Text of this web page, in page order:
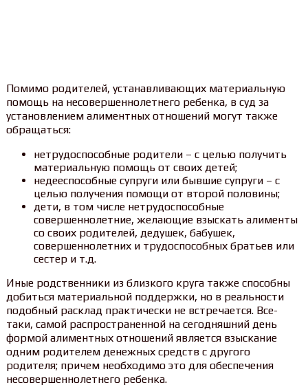
Помимо родителей, устанавливающих материальную
помощь на несовершеннолетнего ребенка, в суд за
установлением алиментных отношений могут также
обращаться:
нетрудоспособные родители – с целью получить
материальную помощь от своих детей;
недееспособные супруги или бывшие супруги – с
целью получения помощи от второй половины;
дети, в том числе нетрудоспособные
совершеннолетние, желающие взыскать алименты
со своих родителей, дедушек, бабушек,
совершеннолетних и трудоспособных братьев или
сестер и т.д.
Иные родственники из близкого круга также способны
добиться материальной поддержки, но в реальности
подобный расклад практически не встречается. Все-
таки, самой распространенной на сегодняшний день
формой алиментных отношений является взыскание
одним родителем денежных средств с другого
родителя; причем необходимо это для обеспечения
несовершеннолетнего ребенка.